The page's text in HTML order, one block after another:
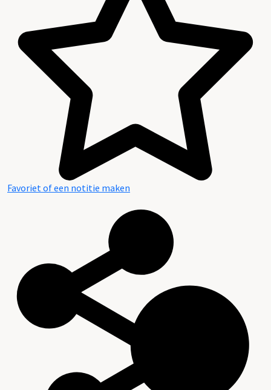
Favoriet of een notitie maken